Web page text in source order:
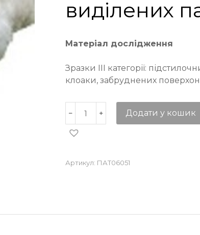
виділених
Матеріал дослідження
Зразки ІІІ категорії:
клоаки, забруднених
Додати у кошик
Артикул: ПАТ06051